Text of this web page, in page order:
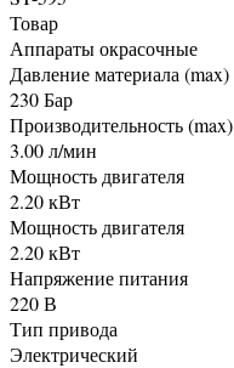
Товар
Аппараты окрасочные
Давление материала (max)
230 Бар
Производительность (max)
3.00 л/мин
Мощность двигателя
2.20 кВт
Мощность двигателя
2.20 кВт
Напряжение питания
220 В
Тип привода
Электрический